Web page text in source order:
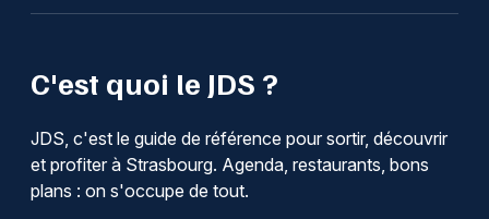
C'est quoi le JDS ?
JDS, c'est le guide de référence pour sortir, découvrir
et profiter à Strasbourg. Agenda, restaurants, bons
plans : on s'occupe de tout.